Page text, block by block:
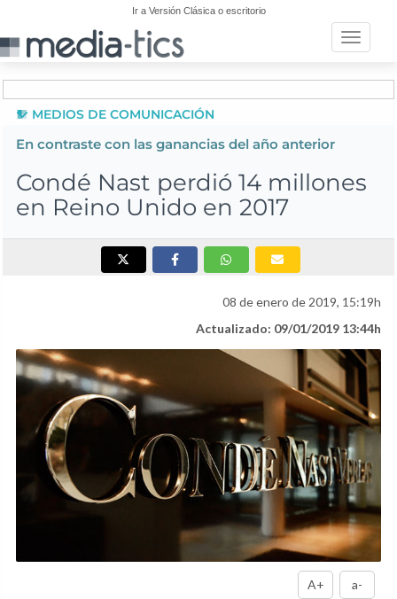
Ir a Versión Clásica o escritorio
Toggle
MEDIOS DE COMUNICACIÓN
En contraste con las ganancias del año anterior
Condé Nast perdió 14 millones
en Reino Unido en 2017
08 de enero de 2019, 15:19h
Actualizado: 09/01/2019 13:44h
A+ a-